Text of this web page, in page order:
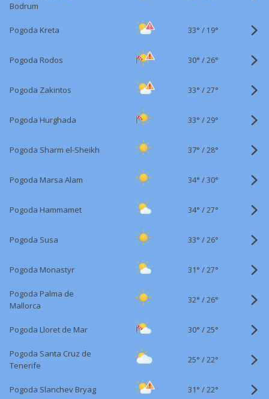
Bodrum
Pogoda Kreta 33° / 19°
Pogoda Rodos 30° /26°
Pogoda Zakintos 33° /27°
Pogoda Hurghada 33° /29°
Pogoda Sharm el-Sheikh 37° /28°
Pogoda Marsa Alam 34° /30°
Pogoda Hammamet 34° /27°
Pogoda Susa 33° /26°
Pogoda Monastyr 31° /27°
Pogoda Palma de
Mallorca
32° /26°
Pogoda Lloret de Mar 30° /25°
Pogoda Santa Cruz de
Tenerife
25° /22°
Pogoda Slanchev Bryag 31° /22°